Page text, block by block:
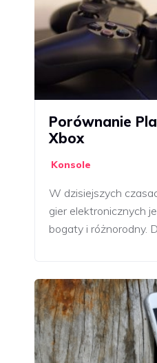
Porównanie
Xbox
Konsole
W dzisiejszych
gier elektronicznych
bogaty i różnorodny.